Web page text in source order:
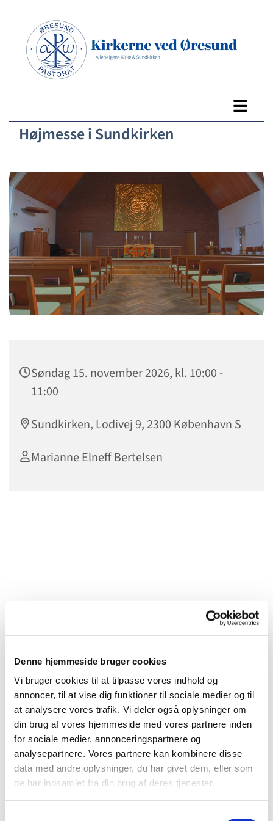
Denne hjemmeside bruger cookies
Vi bruger cookies til at tilpasse vores indhold og
annoncer, til at vise dig funktioner til sociale medier og til
at analysere vores trafik. Vi deler også oplysninger om
din brug af vores hjemmeside med vores partnere inden
for sociale medier, annonceringspartnere og
analysepartnere. Vores partnere kan kombinere disse
data med andre oplysninger, du har givet dem, eller som
de har indsamlet fra din brug af deres tjenester.
Højmesse i Sundkirken
Søndag 15. november 2026, kl. 10:00 -
11:00
Sundkirken, Lodivej 9, 2300 København S
Marianne Elneff Bertelsen
Du vil måske også kunne lide...